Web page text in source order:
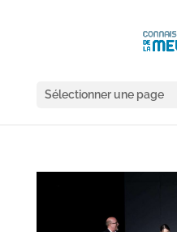
Sélectionner une page